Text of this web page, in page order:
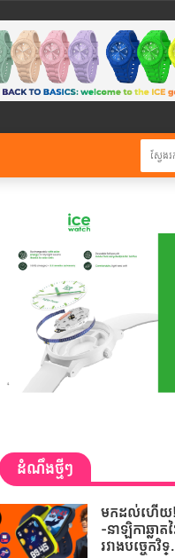
ដំណឹងថ្មីៗ
មកដល់ហើយ!
-នាឡិកាឆ្លាត
រវាងបច្ចេកវិ